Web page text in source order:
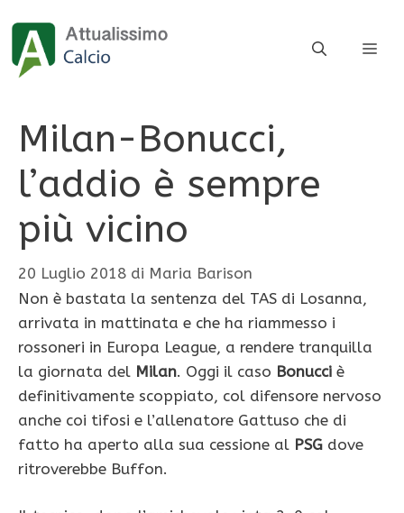
contenuto
Milan-Bonucci,
l’addio è sempre
più vicino
20 Luglio 2018 di Maria Barison
Non è bastata la sentenza del TAS di Losanna,
arrivata in mattinata e che ha riammesso i
rossoneri in Europa League, a rendere tranquilla
la giornata del Milan. Oggi il caso Bonucci è
definitivamente scoppiato, col difensore nervoso
anche coi tifosi e l’allenatore Gattuso che di
fatto ha aperto alla sua cessione al PSG dove
ritroverebbe Buffon.